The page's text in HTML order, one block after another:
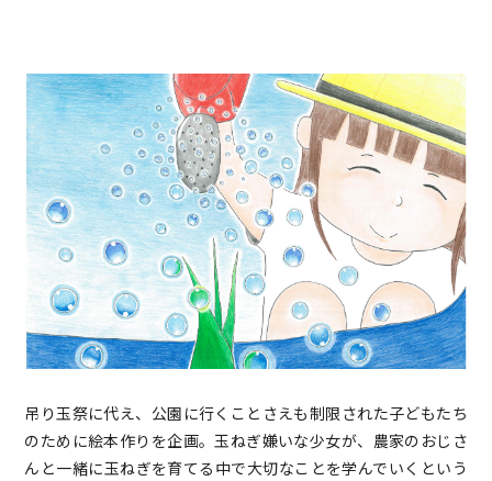
吊り玉祭に代え、公園に行くことさえも制限された子どもたち
のために絵本作りを企画。玉ねぎ嫌いな少女が、農家のおじさ
んと一緒に玉ねぎを育てる中で大切なことを学んでいくという